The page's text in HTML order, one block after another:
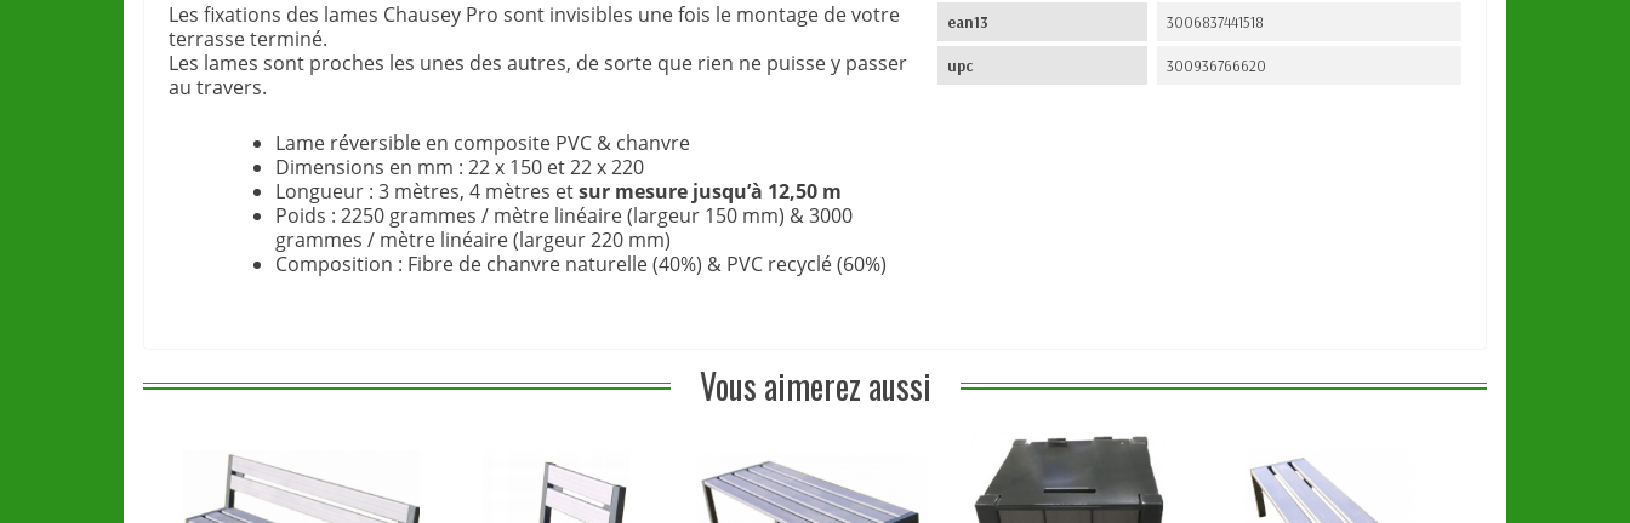
Les fixations des lames Chausey Pro sont invisibles une fois le montage de votre
terrasse terminé.
Les lames sont proches les unes des autres, de sorte que rien ne puisse y passer
au travers.
Lame réversible en composite PVC & chanvre
Dimensions en mm : 22 x 150 et 22 x 220
Longueur : 3 mètres, 4 mètres etsur mesure jusqu’à 12,50 m
Poids : 2250 grammes / mètre linéaire (largeur 150 mm) & 3000
grammes / mètre linéaire (largeur 220 mm)
Composition : Fibre de chanvre naturelle (40%) & PVC recyclé (60%)
ean13 3006837441518
upc 300936766620
Vous aimerez aussi